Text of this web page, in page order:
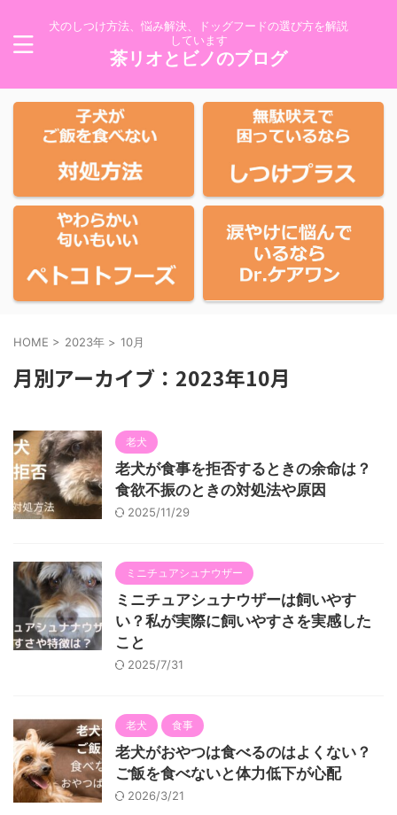
犬のしつけ方法、悩み解決、ドッグフードの選び方を解説
しています
茶リオとビノのブログ
HOME > 2023年 > 10月
月別アーカイブ：2023年10月
老犬
老犬が食事を拒否するときの余命は？
食欲不振のときの対処法や原因
2025/11/29
ミニチュアシュナウザー
ミニチュアシュナウザーは飼いやす
い？私が実際に飼いやすさを実感した
こと
2025/7/31
老犬 食事
老犬がおやつは食べるのはよくない？
ご飯を食べないと体力低下が心配
2026/3/21